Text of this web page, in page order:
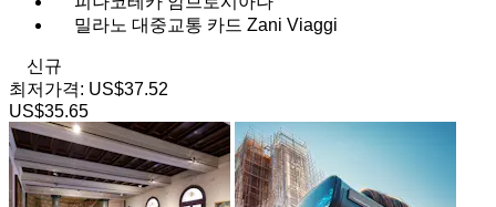
밀라노 대중교통 카드 Zani Viaggi
신규
최저가격: US$37.52
US$35.65